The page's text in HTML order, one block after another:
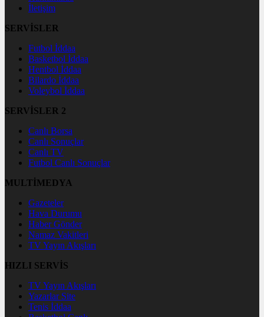
İletişim
SERVİSLER
Futbol İddaa
Basketbol İddaa
Hentbol İddaa
Bilardo İddaa
Voleybol İddaa
SERVİSLER 2
Canlı Borsa
Canlı Sonuçlar
Canlı TV
Futbol Canlı Sonuçlar
MULTİMEDYA
Gazeteler
Hava Durumu
Haber Gönder
Namaz Vakitleri
TV Yayın Akışları
HIZLI SERVİS
TV Yayın Akışları
Yazarlar Site
Tenis İddaa